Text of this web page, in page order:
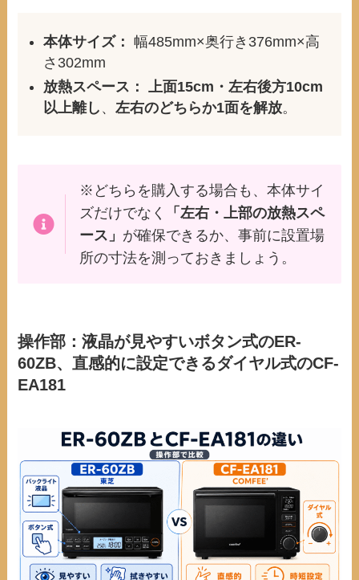
本体サイズ： 幅485mm×奥行き376mm×高
さ302mm
放熱スペース： 上面15cm・左右後方10cm
以上離し 、 左右のどちらか1面を解放。
※どちらを購入する場合も、本体サイ
ズだけでなく
「左右・上部の放熱スペ
ース」 が確保できるか、事前に設置場
所の寸法を測っておきましょう。
操作部：液晶が見やすいボタン式のER-
60ZB、直感的に設定できるダイヤル式のCF-
EA181